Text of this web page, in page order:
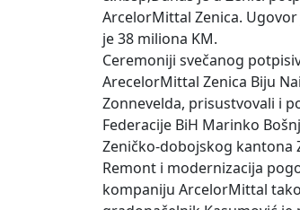
ArcelorMittal Zenica.
je 38 miliona KM.
Ceremoniji svečanog
ArecelorMittal Zenica Biju
Zonnevelda, prisustvovali i
Federacije BiH Marinko
Zeničko-dobojskog kantona
Remont i modernizacija
kompaniju ArcelorMittal